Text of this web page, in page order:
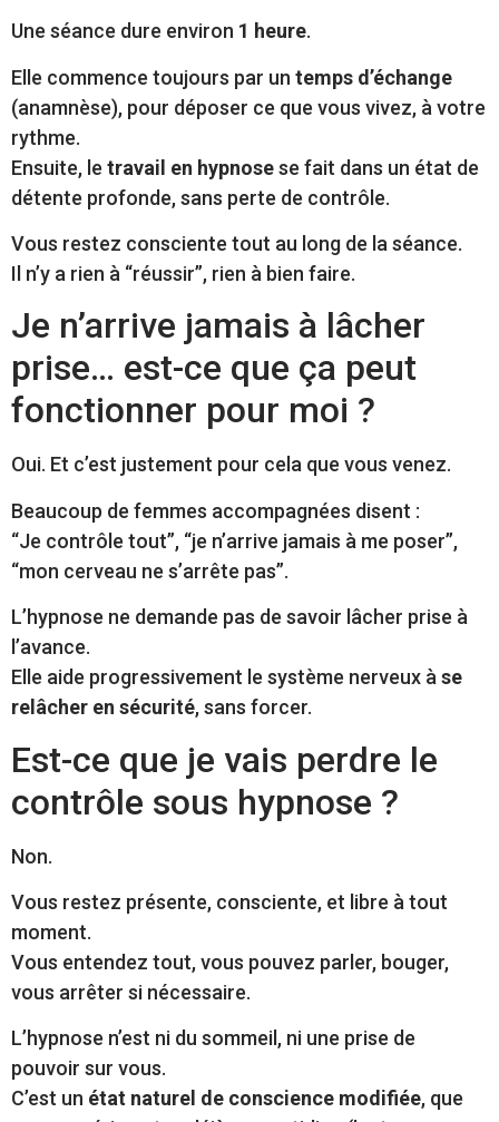
Une séance dure environ 1 heure.
Elle commence toujours par un temps d’échange
(anamnèse), pour déposer ce que vous vivez, à votre
rythme.
Ensuite, le travail en hypnosese fait dans un état de
détente profonde, sans perte de contrôle.
Vous restez consciente tout au long de la séance.
Il n’y a rien à “réussir”, rien à bien faire.
Je n’arrive jamais à lâcher
prise… est-ce que ça peut
fonctionner pour moi ?
Oui. Et c’est justement pour cela que vous venez.
Beaucoup de femmes accompagnées disent :
“Je contrôle tout”, “je n’arrive jamais à me poser”,
“mon cerveau ne s’arrête pas”.
L’hypnose ne demande pas de savoir lâcher prise à
l’avance.
Elle aide progressivement le système nerveux à se
relâcher en sécurité, sans forcer.
Est-ce que je vais perdre le
contrôle sous hypnose ?
Non.
Vous restez présente, consciente, et libre à tout
moment.
Vous entendez tout, vous pouvez parler, bouger,
vous arrêter si nécessaire.
L’hypnose n’est ni du sommeil, ni une prise de
pouvoir sur vous.
C’est un état naturel de conscience modifiée, que